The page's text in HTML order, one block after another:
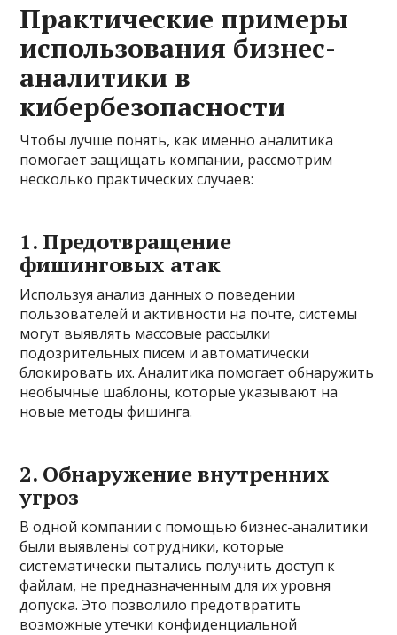
Практические примеры
использования бизнес-
аналитики в
кибербезопасности
Чтобы лучше понять, как именно аналитика
помогает защищать компании, рассмотрим
несколько практических случаев:
1. Предотвращение
фишинговых атак
Используя анализ данных о поведении
пользователей и активности на почте, системы
могут выявлять массовые рассылки
подозрительных писем и автоматически
блокировать их. Аналитика помогает обнаружить
необычные шаблоны, которые указывают на
новые методы фишинга.
2. Обнаружение внутренних
угроз
В одной компании с помощью бизнес-аналитики
были выявлены сотрудники, которые
систематически пытались получить доступ к
файлам, не предназначенным для их уровня
допуска. Это позволило предотвратить
возможные утечки конфиденциальной